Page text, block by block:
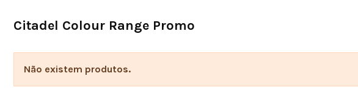
Citadel Colour Range Promo
Não existem produtos.